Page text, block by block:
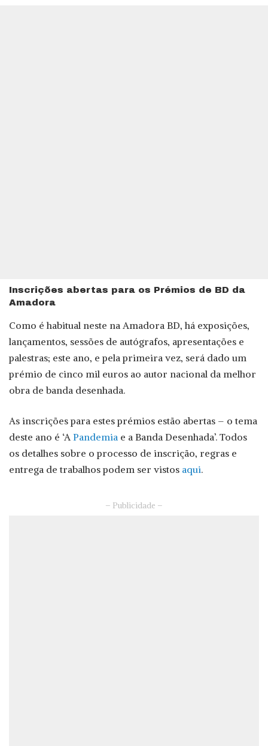
Inscrições abertas para os Prémios de BD da
Amadora
Como é habitual neste na Amadora BD, há exposições,
lançamentos, sessões de autógrafos, apresentações e
palestras; este ano, e pela primeira vez, será dado um
prémio de cinco mil euros ao autor nacional da melhor
obra de banda desenhada.
As inscrições para estes prémios estão abertas – o tema
deste ano é ‘A Pandemia e a Banda Desenhada’. Todos
os detalhes sobre o processo de inscrição, regras e
entrega de trabalhos podem ser vistos aqui.
– Publicidade –